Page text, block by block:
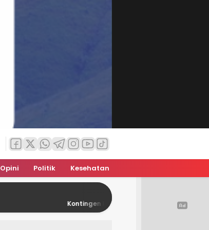
Opini Politik Kesehatan
Kontingen Pramuka NTT Siap Unjuk Gigi Di Jamnas XII